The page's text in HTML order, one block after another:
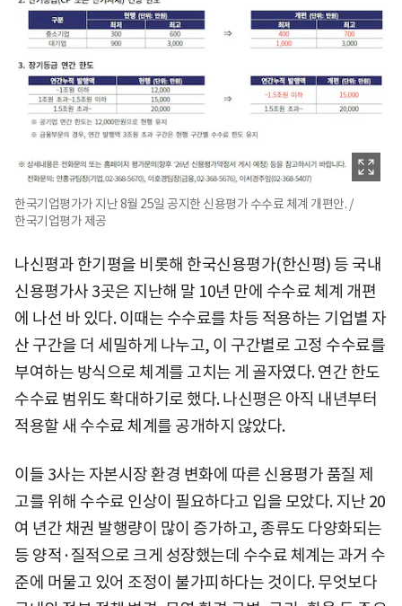
한국기업평가가 지난 8월 25일 공지한 신용평가 수수료 체계 개편안. /
한국기업평가 제공
나신평과 한기평을 비롯해 한국신용평가(한신평) 등 국내
신용평가사 3곳은 지난해 말 10년 만에 수수료 체계 개편
에 나선 바 있다. 이때는 수수료를 차등 적용하는 기업별 자
산 구간을 더 세밀하게 나누고, 이 구간별로 고정 수수료를
부여하는 방식으로 체계를 고치는 게 골자였다. 연간 한도
수수료 범위도 확대하기로 했다. 나신평은 아직 내년부터
적용할 새 수수료 체계를 공개하지 않았다.
이들 3사는 자본시장 환경 변화에 따른 신용평가 품질 제
고를 위해 수수료 인상이 필요하다고 입을 모았다. 지난 20
여 년간 채권 발행량이 많이 증가하고, 종류도 다양화되는
등 양적·질적으로 크게 성장했는데 수수료 체계는 과거 수
준에 머물고 있어 조정이 불가피하다는 것이다. 무엇보다